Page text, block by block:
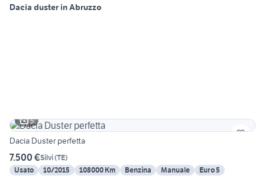
Dacia duster in Abruzzo
5
Dacia Duster perfetta
7.500 €Silvi(TE)
Usato
10/2015 108000 Km Benzina Manuale
Euro 5